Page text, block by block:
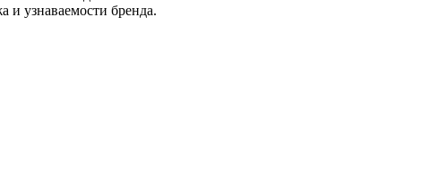
узнаваемости бренда.